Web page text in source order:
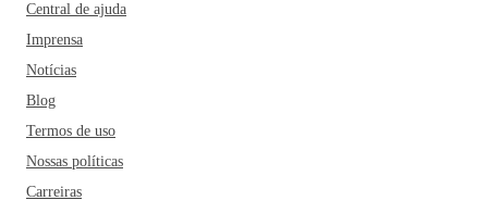
Central de ajuda
Imprensa
Notícias
Blog
Termos de uso
Nossas políticas
Carreiras